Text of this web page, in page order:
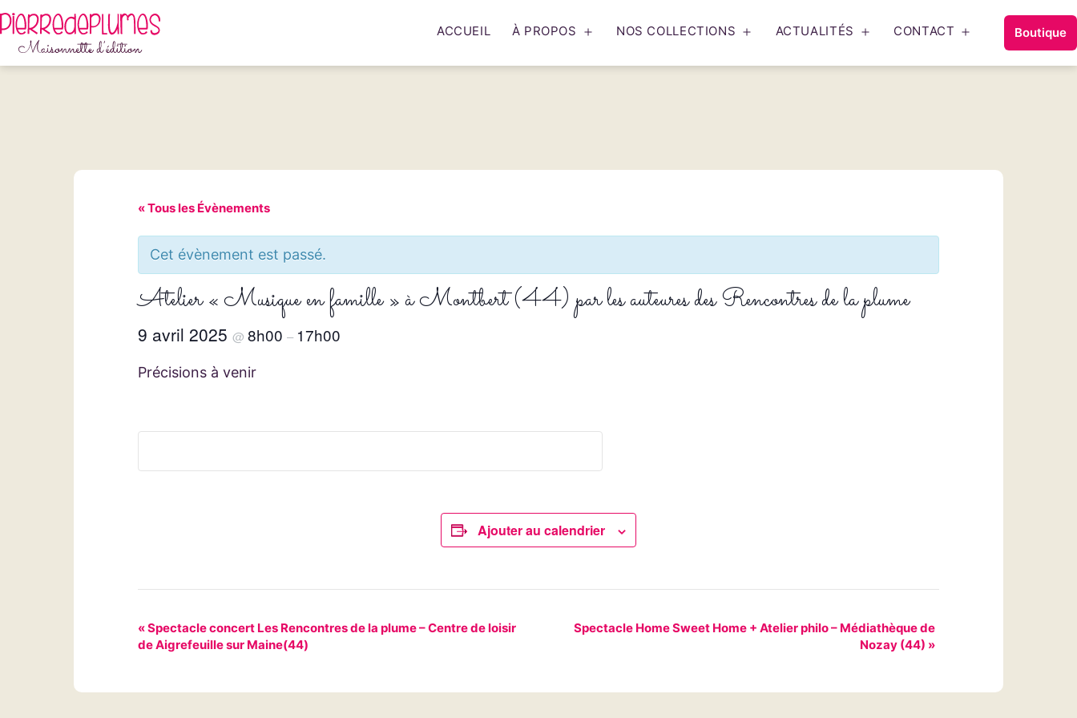
Aller
au
Pierredeplumes
ACCUEIL À PROPOS
le
NOS COLLECTIONS
le
ACTUALITÉS
le
CONTACT
Ouvrir
le
Boutique
« Tous les Évènements
Cet évènement est passé.
Atelier « Musique en famille » à Montbert (44) par les auteures des Rencontres de la plume
9 avril 2025 @ 8h00 – 17h00
Précisions à venir
Ajouter au calendrier
N
v
«Spectacle concert Les Rencontres de la plume – Centre de loisir
de Aigrefeuille sur Maine(44)
Spectacle Home Sweet Home + Atelier philo – Médiathèque de
Nozay (44) »